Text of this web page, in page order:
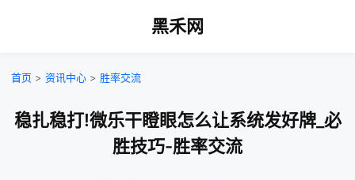
黑禾网
首页 > 资讯中心 > 胜率交流
稳扎稳打!微乐干瞪眼怎么让系统发好牌_必
胜技巧-胜率交流